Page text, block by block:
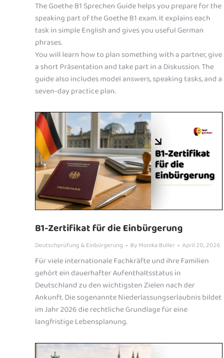
The Goethe B1 Sprechen Guide helps you prepare for the
speaking part of the Goethe B1 exam. It explains each
task in simple English and gives you useful German
phrases.
You will learn how to plan something with a partner, give
a short Präsentation and take part in a Diskussion. The
guide also includes model answers, speaking tasks, and a
seven-day practice plan.
B1-Zertifikat für die Einbürgerung
Deutschprüfung & Einbürgerung ByMonika Buller April 20, 2026
Für viele internationale Fachkräfte und ihre Familien
gehört ein dauerhafter Aufenthaltsstatus in
Deutschland zu den wichtigsten Zielen nach der
Ankunft. Die sogenannte Niederlassungserlaubnis bildet
im Jahr 2026 die rechtliche Grundlage für eine
langfristige Lebensplanung.